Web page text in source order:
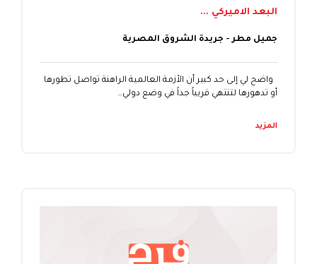
البعد الاميركي ...
جميل مطر - جريدة الشروق المصرية
واضح لي إلى حد كبير أن الأزمة العالمية الراهنة تواصل تطورها
أو تدهورها لتنتهي قريباً جداً في وضع دولي…
المزيد